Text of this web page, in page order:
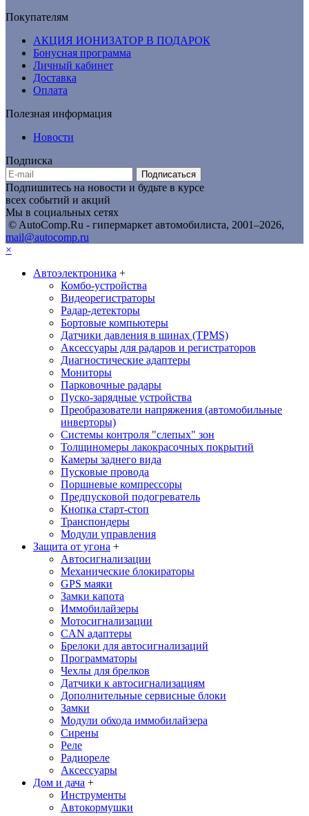
Покупателям
АКЦИЯ ИОНИЗАТОР В ПОДАРОК
Бонусная программа
Личный кабинет
Доставка
Оплата
Полезная информация
Новости
Подписка
Подписаться
Подпишитесь на новости и будьте в курсе
всех событий и акций
Мы в социальных сетях
© AutoComp.Ru - гипермаркет автомобилиста, 2001–2026,
mail@autocomp.ru
×
Автоэлектроника +
Комбо-устройства
Видеорегистраторы
Радар-детекторы
Бортовые компьютеры
Датчики давления в шинах (TPMS)
Аксессуары для радаров и регистраторов
Диагностические адаптеры
Мониторы
Парковочные радары
Пуско-зарядные устройства
Преобразователи напряжения (автомобильные
инверторы)
Системы контроля "слепых" зон
Толщиномеры лакокрасочных покрытий
Камеры заднего вида
Пусковые провода
Поршневые компрессоры
Предпусковой подогреватель
Кнопка старт-стоп
Транспондеры
Модули управления
Защита от угона +
Автосигнализации
Механические блoкираторы
GPS маяки
Замки капота
Иммобилайзеры
Мотосигнализации
CAN адаптеры
Брелоки для автосигнализаций
Программаторы
Чехлы для брелков
Датчики к автосигнализациям
Дополнительные сервисные блоки
Замки
Модули обхода иммобилайзера
Сирены
Реле
Радиореле
Аксессуары
Дом и дача +
Инструменты
Автокормушки